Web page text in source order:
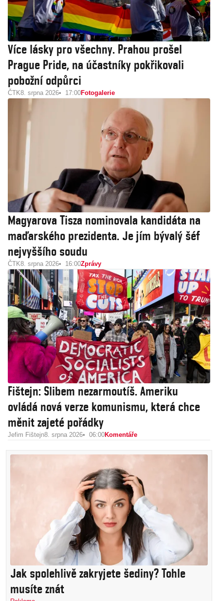
Více lásky pro všechny. Prahou prošel
Prague Pride, na účastníky pokřikovali
pobožní odpůrci
ČTK8. srpna 2026 17:00Fotogalerie
Magyarova Tisza nominovala kandidáta na
maďarského prezidenta. Je jím bývalý šéf
nejvyššího soudu
ČTK8. srpna 2026 16:00Zprávy
Fištejn: Slibem nezarmoutíš. Ameriku
ovládá nová verze komunismu, která chce
měnit zajeté pořádky
Jefim Fištejn8. srpna 2026 06:00Komentáře
Jak spolehlivě zakryjete šediny? Tohle
musíte znát